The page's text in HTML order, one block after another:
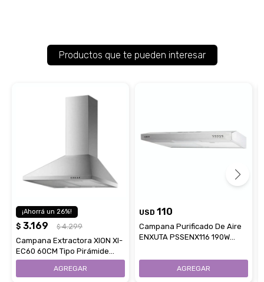
Productos que te pueden interesar
26
$ 3.169 $ 4.299
Campana Extractora XION XI-
EC60 60CM Tipo Pirámide
Con Luz
USD 110
Campana Purificado De Aire
ENXUTA PSSENX116 190W